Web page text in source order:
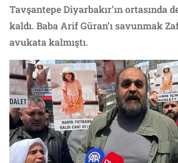
Tavşantepe Diyarbakır’ın ortasında
kaldı. Baba Arif Güran’ı savunmak
avukata kalmıştı.